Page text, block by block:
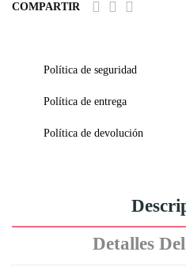
COMPARTIR
Política de seguridad
Política de entrega
Política de devolución
Detalles